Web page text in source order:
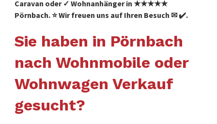
Caravan oder ✓ Wohnanhänger in ★★★★★
Pörnbach. ⭐ Wir freuen uns auf Ihren Besuch ✉ ✔️.
Sie haben in Pörnbach
nach Wohnmobile oder
Wohnwagen Verkauf
gesucht?